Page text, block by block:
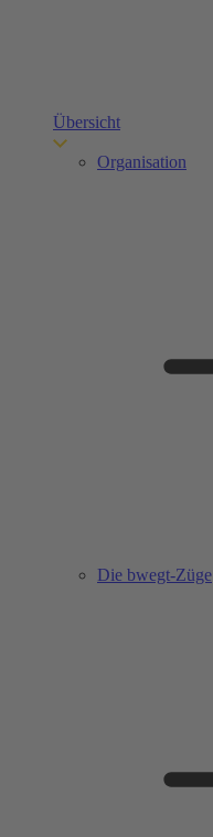
Übersicht
Organisation
Die bwegt-Züge